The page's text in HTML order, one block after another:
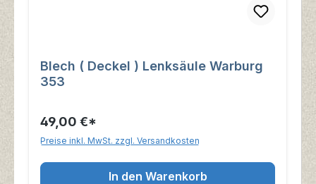
Blech ( Deckel ) Lenksäule Warburg
353
49,00 €*
Preise inkl. MwSt. zzgl. Versandkosten
In den Warenkorb